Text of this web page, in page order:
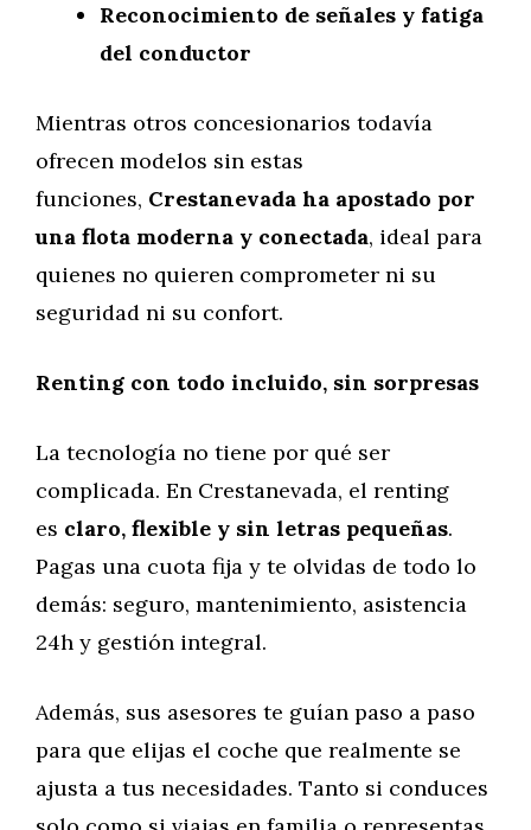
Reconocimiento de señales y fatiga
del conductor
Mientras otros concesionarios todavía
ofrecen modelos sin estas
funciones, Crestanevada ha apostado por
una flota moderna y conectada, ideal para
quienes no quieren comprometer ni su
seguridad ni su confort.
Renting con todo incluido, sin sorpresas
La tecnología no tiene por qué ser
complicada. En Crestanevada, el renting
es claro, flexible y sin letras pequeñas.
Pagas una cuota fija y te olvidas de todo lo
demás: seguro, mantenimiento, asistencia
24h y gestión integral.
Además, sus asesores te guían paso a paso
para que elijas el coche que realmente se
ajusta a tus necesidades. Tanto si conduces